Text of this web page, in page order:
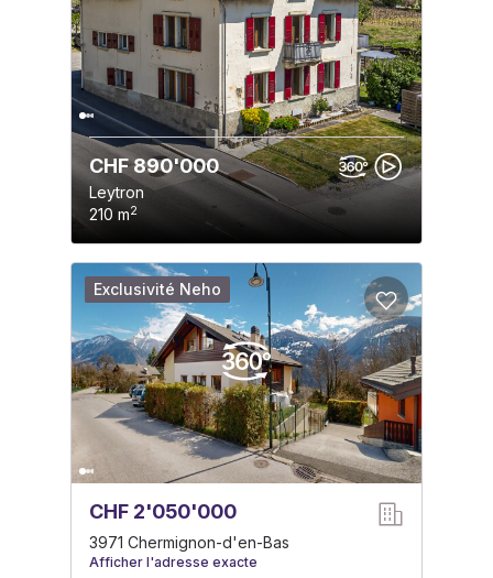
CHF 890'000
Leytron
210 m2
CHF 2'050'000
3971 Chermignon-d'en-Bas
Afficher l'adresse exacte
Exclusivité Neho